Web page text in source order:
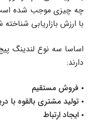
چه چیزی موجب شده است
با ارزش بازاریابی
اساسا سه نوع لندینگ
دارند:
فروش مستقیم
تولید مشتری بالقوه با
ایجاد ارتباط